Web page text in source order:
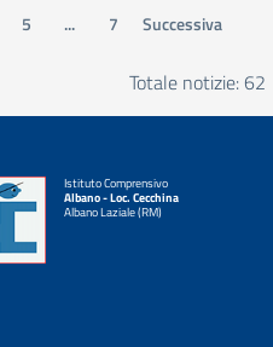
5 ... 7 Successiva
Totale notizie: 62
Istituto Comprensivo
Albano - Loc. Cecchina
Albano Laziale (RM)